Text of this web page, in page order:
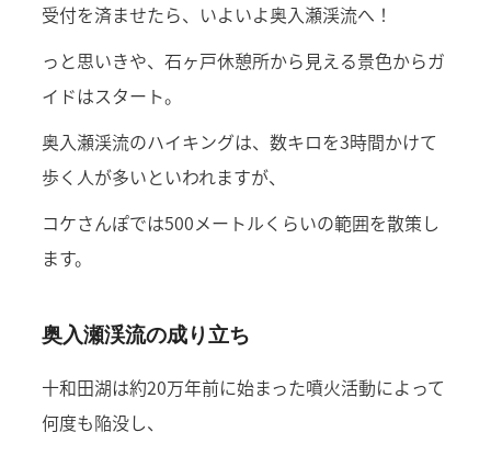
受付を済ませたら、いよいよ奥入瀬渓流へ！
っと思いきや、石ヶ戸休憩所から見える景色からガ
イドはスタート。
奥入瀬渓流のハイキングは、数キロを3時間かけて
歩く人が多いといわれますが、
コケさんぽでは500メートルくらいの範囲を散策し
ます。
奥入瀬渓流の成り立ち
十和田湖は約20万年前に始まった噴火活動によって
何度も陥没し、